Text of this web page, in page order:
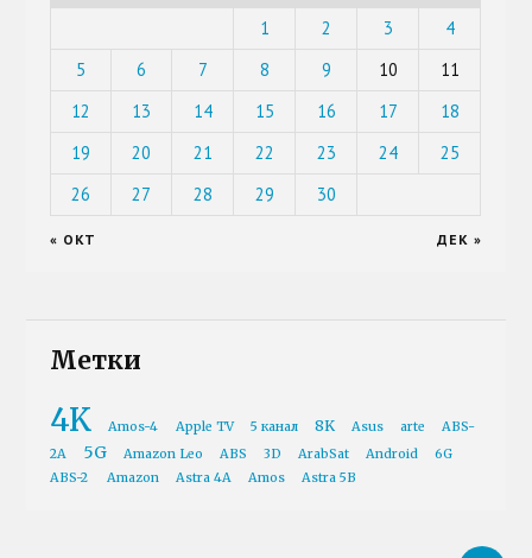
1 2 3
4
5
6 7 8 9 10
11
12
13 14 15 16 17
18
19
20 21 22 23 24
25
26
27 28 29 30
« ОКТ ДЕК »
Метки
4K Amos-4 Apple TV 5 канал 8K Asus arte
ABS-
2A
5G Amazon Leo ABS 3D ArabSat Android
6G
ABS-2
Amazon Astra 4A Amos Astra 5B